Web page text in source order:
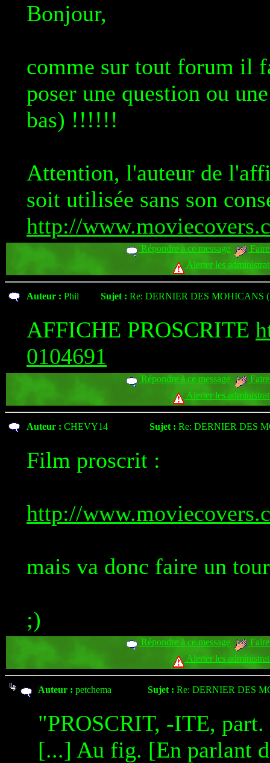
Bonjour,
comme sur tout forum il
poser une question ou
bas) !!!!!!
Attention, l'auteur de
soit utilisée sans son
http://
Répondre à ce message
Alerter les
Auteur : Phil Sujet : Re: DERNIER DES MOHICANS
AFFICHE PROSCRITE
0104691
Répondre à ce message
Alerter les
Auteur : CHEVY14 Sujet : Re: DERNIER DES
Film proscrit :
http://
mais va donc faire un
;)
Répondre à ce message
Alerter les
Auteur : petchema Sujet : Re: DERNIER DES
"PROSCRIT, -ITE, part.
[...] Au fig. [En parlant